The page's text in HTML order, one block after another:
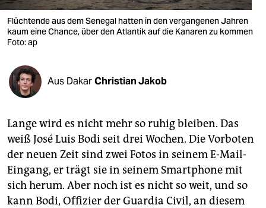
verlag
verlag
shop
fragen & hilfe
unterstützen
abo
genossenschaft
epaper login
Flüchtende aus dem Senegal hatten in den vergangenen Jahren
kaum eine Chance, über den Atlantik auf die Kanaren zu kommen
Foto: ap
Aus DakarChristian Jakob
Lange wird es nicht mehr so ruhig bleiben. Das
weiß José Luis Bodi seit drei Wochen. Die Vorboten
der neuen Zeit sind zwei Fotos in seinem E-Mail-
Eingang, er trägt sie in seinem Smartphone mit
sich herum. Aber noch ist es nicht so weit, und so
kann Bodi, Offizier der Guardia Civil, an diesem